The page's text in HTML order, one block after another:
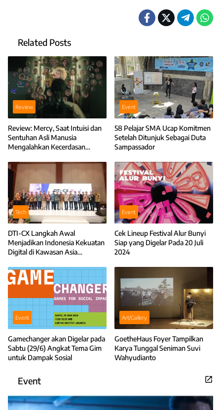
Related Posts
Review
Review: Mercy, Saat Intuisi dan
Sentuhan Asli Manusia
Mengalahkan Kecerdasan
Event
58 Pelajar SMA Ucap Komitmen
Setelah Ditunjuk Sebagai Duta
Sampassador
Tech
DTI-CX Langkah Awal
Menjadikan Indonesia Kekuatan
Digital di Kawasan Asia
Event
Cek Lineup Festival Alur Bunyi
Siap yang Digelar Pada 20 Juli
2024
Event
Gamechanger akan Digelar pada
Sabtu (29/6) Angkat Tema Gim
untuk Dampak Sosial
Art/Gallery
GoetheHaus Foyer Tampilkan
Karya Tunggal Seniman Suvi
Wahyudianto
Event